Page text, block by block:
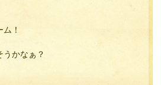
！
うかなぁ？